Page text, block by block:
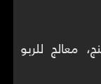
معالج للربو